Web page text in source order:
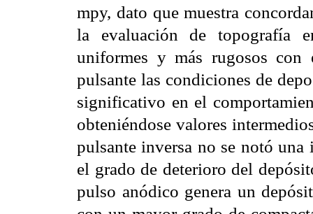
mpy, dato que muestra
la evaluación de topografía
uniformes y más rugosos con
pulsante las condiciones de
significativo en el
obteniéndose valores
pulsante inversa no se notó
el grado de deterioro del
pulso anódico genera un